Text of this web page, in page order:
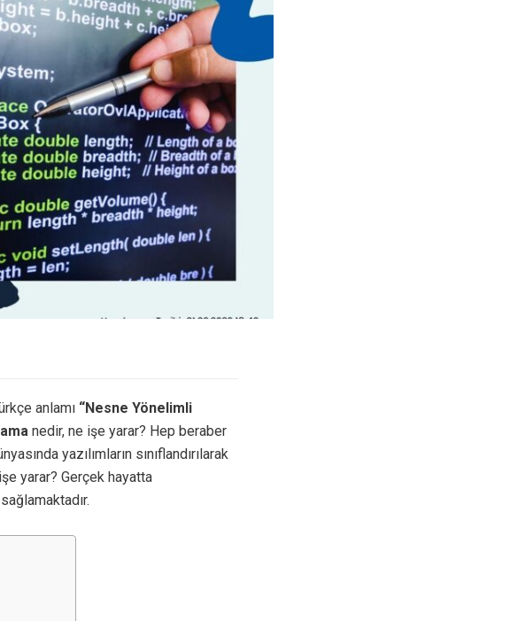
anlamı “Nesne Yönelimli
nedir, ne işe yarar? Hep beraber
yazılımların sınıflandırılarak
yarar? Gerçek hayatta